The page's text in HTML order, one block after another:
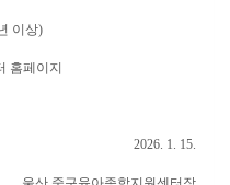
이상)
홈페이지
2026. 1. 15.